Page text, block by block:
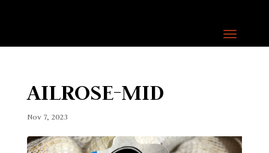
AILROSE-MID
Nov 7, 2023